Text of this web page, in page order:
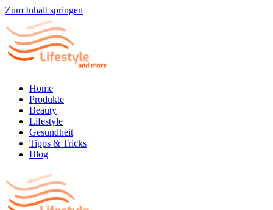
Zum Inhalt springen
Home
Produkte
Beauty
Lifestyle
Gesundheit
Tipps & Tricks
Blog